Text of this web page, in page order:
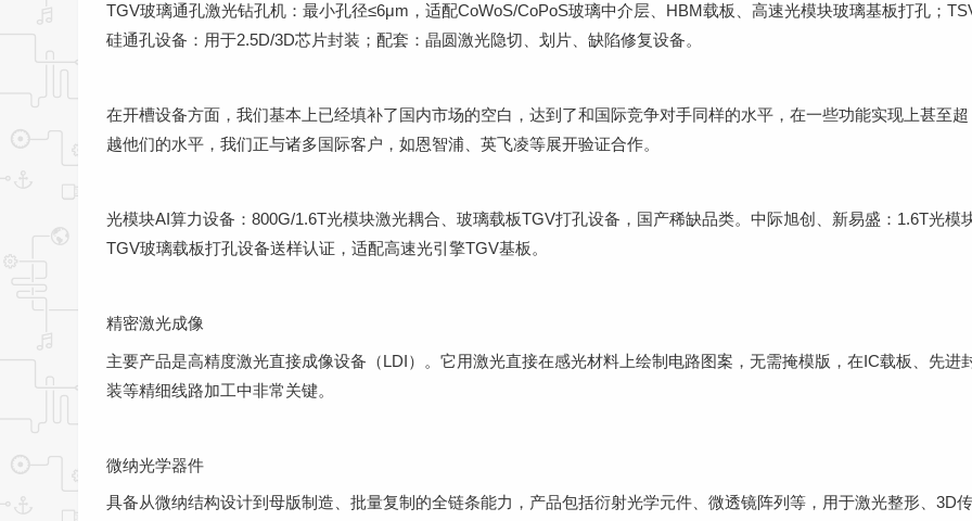
TGV玻璃通孔激光钻孔机：最小孔径≤6μm，适配CoWoS/CoPoS玻璃中介层、HBM载板、高速光模块玻璃基板打孔；
硅通孔设备：用于2.5D/3D芯片封装；配套：晶圆激光隐切、划片、缺陷修复设备。
在开槽设备方面，我们基本上已经填补了国内市场的空白，达到了和国际竞争对手同样的水平，在一些功能实现上甚至超
越他们的水平，我们正与诸多国际客户，如恩智浦、英飞凌等展开验证合作。
光模块AI算力设备：800G/1.6T光模块激光耦合、玻璃载板TGV打孔设备，国产稀缺品类。中际旭创、新易盛：1.6T光模
TGV玻璃载板打孔设备送样认证，适配高速光引擎TGV基板。
精密激光成像
主要产品是高精度激光直接成像设备（LDI）。它用激光直接在感光材料上绘制电路图案，无需掩模版，在IC载板、先进
装等精细线路加工中非常关键。
微纳光学器件
具备从微纳结构设计到母版制造、批量复制的全链条能力，产品包括衍射光学元件、微透镜阵列等，用于激光整形、3D传